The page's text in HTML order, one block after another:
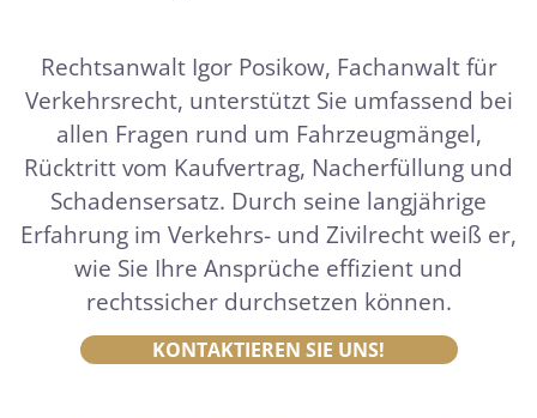
Rechtsanwalt Igor Posikow, Fachanwalt für
Verkehrsrecht, unterstützt Sie umfassend bei
allen Fragen rund um Fahrzeugmängel,
Rücktritt vom Kaufvertrag, Nacherfüllung und
Schadensersatz. Durch seine langjährige
Erfahrung im Verkehrs- und Zivilrecht weiß er,
wie Sie Ihre Ansprüche effizient und
rechtssicher durchsetzen können.
KONTAKTIEREN SIE UNS!